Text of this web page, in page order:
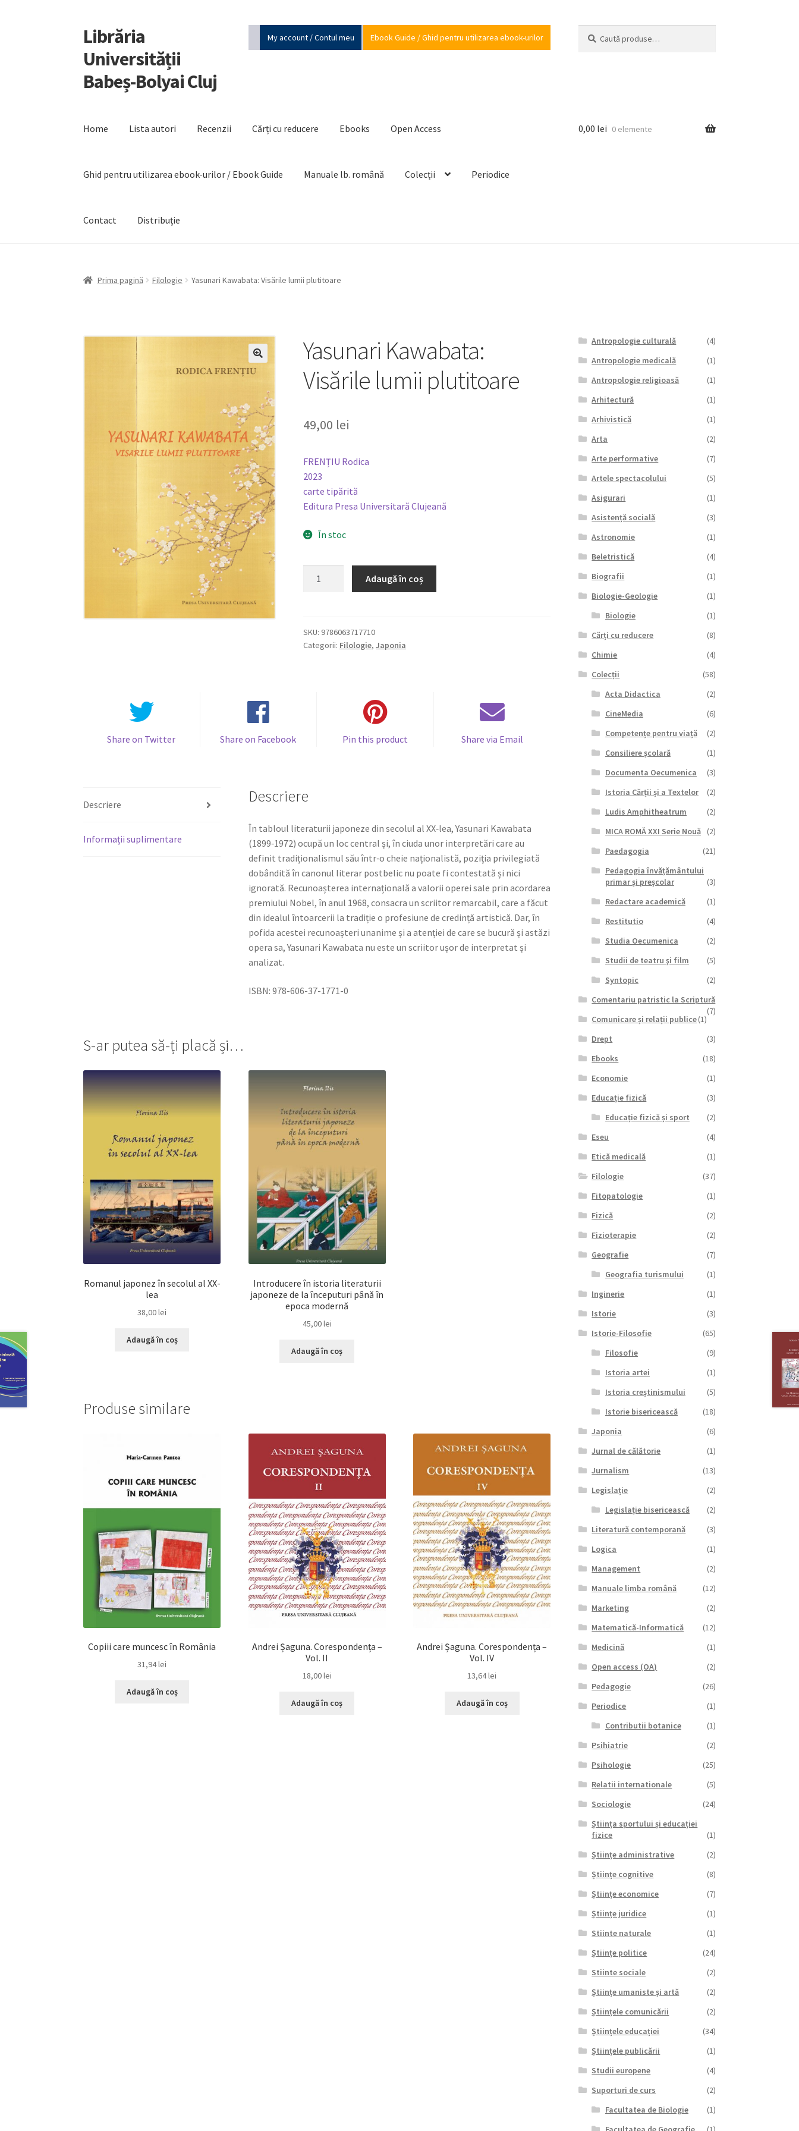
Sari
la
navigare
Sari
la
conținut
Librăria
Universității
Babeș-Bolyai Cluj
My account / Contul meu Ebook Guide / Ghid pentru utilizarea ebook-urilor
după:
Home Lista autori Recenzii Cărți cu reducere Ebooks Open Access
Ghid pentru utilizarea ebook-urilor / Ebook Guide Manuale lb. română Colecții Periodice
Contact Distribuție
0,00 lei 0 elemente
Prima pagină Filologie Yasunari Kawabata: Visările lumii plutitoare
Yasunari Kawabata:
Visările lumii plutitoare
49,00 lei
FRENȚIU Rodica
2023
carte tipărită
Editura Presa Universitară Clujeană
În stoc
lumii
plutitoare
Adaugă în coș
SKU: 9786063717710
Categorii: Filologie,Japonia
Share on Twitter Share on Facebook Pin this product Share via Email
Descriere
Informații suplimentare
Descriere
În tabloul literaturii japoneze din secolul al XX‐lea, Yasunari Kawabata
(1899‐1972) ocupă un loc central și, în ciuda unor interpretări care au
definit tradiționalismul său într‐o cheie naționalistă, poziția privilegiată
dobândită în canonul literar postbelic nu poate fi contestată și nici
ignorată. Recunoașterea internațională a valorii operei sale prin acordarea
premiului Nobel, în anul 1968, consacra un scriitor remarcabil, care a făcut
din idealul întoarcerii la tradiție o profesiune de credință artistică. Dar, în
pofida acestei recunoașteri unanime și a atenției de care se bucură și astăzi
opera sa, Yasunari Kawabata nu este un scriitor ușor de interpretat și
analizat.
ISBN: 978-606-37-1771-0
S-ar putea să-ți placă și…
Romanul japonez în secolul al XX-
lea
38,00lei
Adaugă în coș
Introducere în istoria literaturii
japoneze de la începuturi până în
epoca modernă
45,00lei
Adaugă în coș
Produse similare
Copiii care muncesc în România
31,94lei
Adaugă în coș
Andrei Șaguna. Corespondența –
Vol. II
18,00lei
Adaugă în coș
Andrei Șaguna. Corespondența –
Vol. IV
13,64lei
Adaugă în coș
Antropologie culturală
(4)
Antropologie medicală
(1)
Antropologie religioasă
(1)
Arhitectură
(1)
Arhivistică
(1)
Arta
(2)
Arte performative
(7)
Artele spectacolului
(5)
Asigurari
(1)
Asistență socială
(3)
Astronomie
(1)
Beletristică
(4)
Biografii
(1)
Biologie-Geologie
(1)
Biologie
(1)
Cărți cu reducere
(8)
Chimie
(4)
Colecții
(58)
Acta Didactica
(2)
CineMedia
(6)
Competențe pentru viață
(2)
Consiliere școlară
(1)
Documenta Oecumenica
(3)
Istoria Cărții și a Textelor
(2)
Ludis Amphitheatrum
(2)
MICA ROMĂ XXI Serie Nouă
(2)
Paedagogia
(21)
Pedagogia învățământului
primar și preșcolar
(3)
Redactare academică
(1)
Restitutio
(4)
Studia Oecumenica
(2)
Studii de teatru şi film
(5)
Syntopic
(2)
Comentariu patristic la Scriptură
(7)
Comunicare și relații publice(1)
Drept
(3)
Ebooks
(18)
Economie
(1)
Educație fizică
(3)
Educație fizică și sport
(2)
Eseu
(4)
Etică medicală
(1)
Filologie
(37)
Fitopatologie
(1)
Fizică
(2)
Fizioterapie
(2)
Geografie
(7)
Geografia turismului
(1)
Inginerie
(1)
Istorie
(3)
Istorie-Filosofie
(65)
Filosofie
(9)
Istoria artei
(1)
Istoria creștinismului
(5)
Istorie bisericească
(18)
Japonia
(6)
Jurnal de călătorie
(1)
Jurnalism
(13)
Legislație
(2)
Legislație bisericească
(2)
Literatură contemporană
(3)
Logica
(1)
Management
(2)
Manuale limba română
(12)
Marketing
(2)
Matematică-Informatică
(12)
Medicină
(1)
Open access (OA)
(2)
Pedagogie
(26)
Periodice
(1)
Contributii botanice
(1)
Psihiatrie
(2)
Psihologie
(25)
Relatii internationale
(5)
Sociologie
(24)
Știința sportului și educației
fizice
(1)
Științe administrative
(2)
Științe cognitive
(8)
Științe economice
(7)
Științe juridice
(1)
Stiinte naturale
(1)
Științe politice
(24)
Stiinte sociale
(2)
Științe umaniste și artă
(2)
Științele comunicării
(2)
Științele educației
(34)
Științele publicării
(1)
Studii europene
(4)
Suporturi de curs
(2)
Facultatea de Biologie
(1)